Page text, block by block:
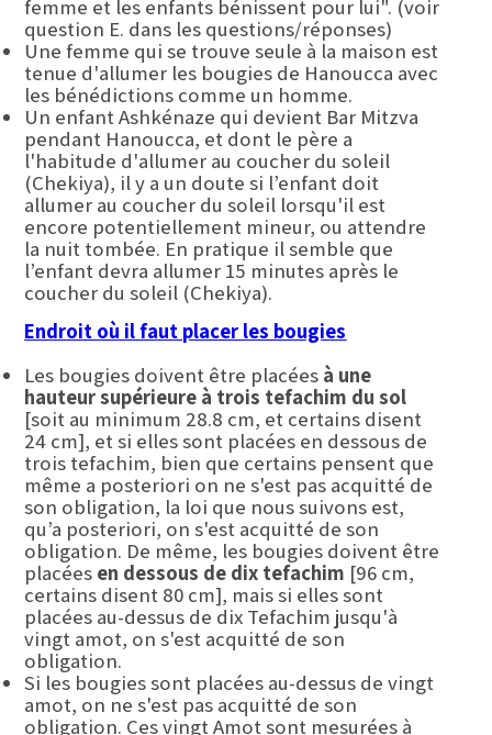
femme et les enfants bénissent pour lui". (voir
question E. dans les questions/réponses)
Une femme qui se trouve seule à la maison est
tenue d'allumer les bougies de Hanoucca avec
les bénédictions comme un homme.
Un enfant Ashkénaze qui devient Bar Mitzva
pendant Hanoucca, et dont le père a
l'habitude d'allumer au coucher du soleil
(Chekiya), il y a un doute si l’enfant doit
allumer au coucher du soleil lorsqu'il est
encore potentiellement mineur, ou attendre
la nuit tombée. En pratique il semble que
l’enfant devra allumer 15 minutes après le
coucher du soleil (Chekiya).
Endroit où il faut placer les bougies
Les bougies doivent être placées à une
hauteur supérieure à trois tefachim du sol
[soit au minimum 28.8 cm, et certains disent
24 cm], et si elles sont placées en dessous de
trois tefachim, bien que certains pensent que
même a posteriori on ne s'est pas acquitté de
son obligation, la loi que nous suivons est,
qu’a posteriori, on s'est acquitté de son
obligation. De même, les bougies doivent être
placées en dessous de dix tefachim [96 cm,
certains disent 80 cm], mais si elles sont
placées au-dessus de dix Tefachim jusqu'à
vingt amot, on s'est acquitté de son
obligation.
Si les bougies sont placées au-dessus de vingt
amot, on ne s'est pas acquitté de son
obligation. Ces vingt Amot sont mesurées à